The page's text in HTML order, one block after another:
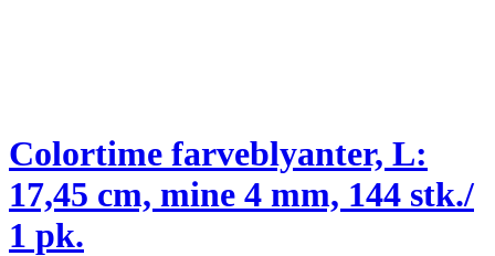
Colortime farveblyanter, L:
17,45 cm, mine 4 mm, 144 stk./
1 pk.